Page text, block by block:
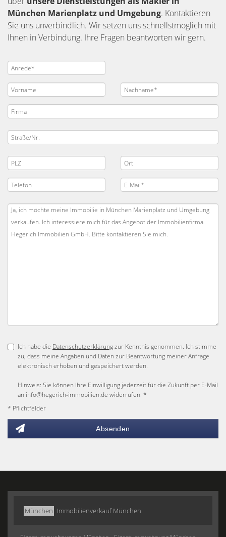
München Marienplatz und Umgebung. Kontaktieren
Sie uns unverbindlich. Wir setzen uns schnellstmöglich mit
Ihnen in Verbindung. Ihre Fragen beantworten wir gern.
Ich habe die Datenschutzerklärungzur Kenntnis genommen. Ich stimme
zu, dass meine Angaben und Daten zur Beantwortung meiner Anfrage
elektronisch erhoben und gespeichert werden.
Hinweis: Sie können Ihre Einwilligung jederzeit für die Zukunft per E-Mail
an info@hegerich-immobilien.de widerrufen. *
* Pflichtfelder
Absenden
München Immobilienverkauf München